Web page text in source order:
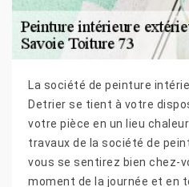
La société de peinture
Detrier se tient à votre
votre pièce en un lieu
travaux de la société de
vous se sentirez bien chez-
moment de la journée et en